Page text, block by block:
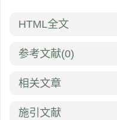
HTML全文
参考文献(0)
相关文章
施引文献